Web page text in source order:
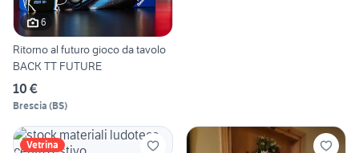
6
Ritorno al futuro gioco da tavolo
BACK TT FUTURE
10 €
Brescia (BS)
Vetrina